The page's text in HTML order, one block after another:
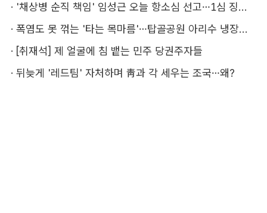
·
'채상병 순직 책임' 임성근 오늘 항소심 선고…1심 징역 3년
·
폭염도 못 꺾는 '타는 목마름'…탑골공원 아리수 냉장고 가보니
· [취재석] 제 얼굴에 침 뱉는 민주 당권주자들
· 뒤늦게 '레드팀' 자처하며 靑과 각 세우는 조국…왜?